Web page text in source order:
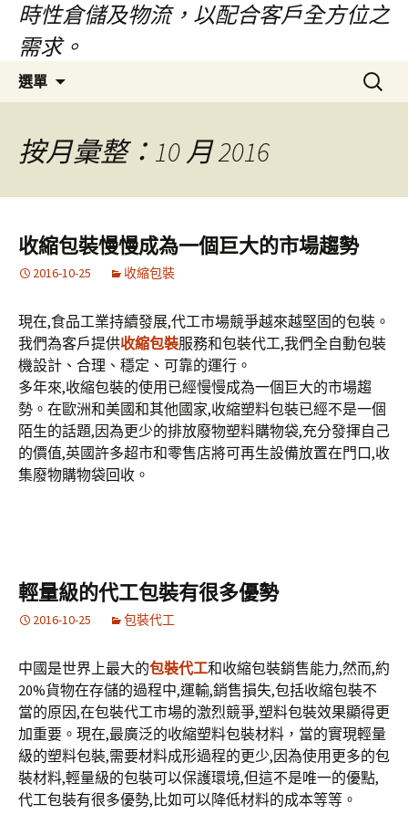
時性倉儲及物流，以配合客戶全方位之
需求。
選單
容
區
搜
尋
按月彙整：10 月 2016
收縮包裝慢慢成為一個巨大的市場趨勢
2016-10-25 收縮包裝
現在,食品工業持續發展,代工市場競爭越來越堅固的包裝。
我們為客戶提供收縮包裝服務和包裝代工,我們全自動包裝
機設計、合理、穩定、可靠的運行。
多年來,收縮包裝的使用已經慢慢成為一個巨大的市場趨
勢。在歐洲和美國和其他國家,收縮塑料包裝已經不是一個
陌生的話題,因為更少的排放廢物塑料購物袋,充分發揮自己
的價值,英國許多超市和零售店將可再生設備放置在門口,收
集廢物購物袋回收。
輕量級的代工包裝有很多優勢
2016-10-25 包裝代工
中國是世界上最大的包裝代工和收縮包裝銷售能力,然而,約
20%貨物在存儲的過程中,運輸,銷售損失,包括收縮包裝不
當的原因,在包裝代工市場的激烈競爭,塑料包裝效果顯得更
加重要。現在,最廣泛的收縮塑料包裝材料，當的實現輕量
級的塑料包裝,需要材料成形過程的更少,因為使用更多的包
裝材料,輕量級的包裝可以保護環境,但這不是唯一的優點,
代工包裝有很多優勢,比如可以降低材料的成本等等。